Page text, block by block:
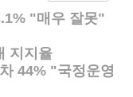
"매우 잘못"
지지율
44% "국정운영